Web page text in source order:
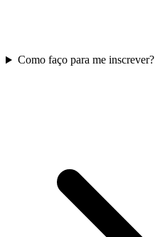
Como faço para me inscrever?